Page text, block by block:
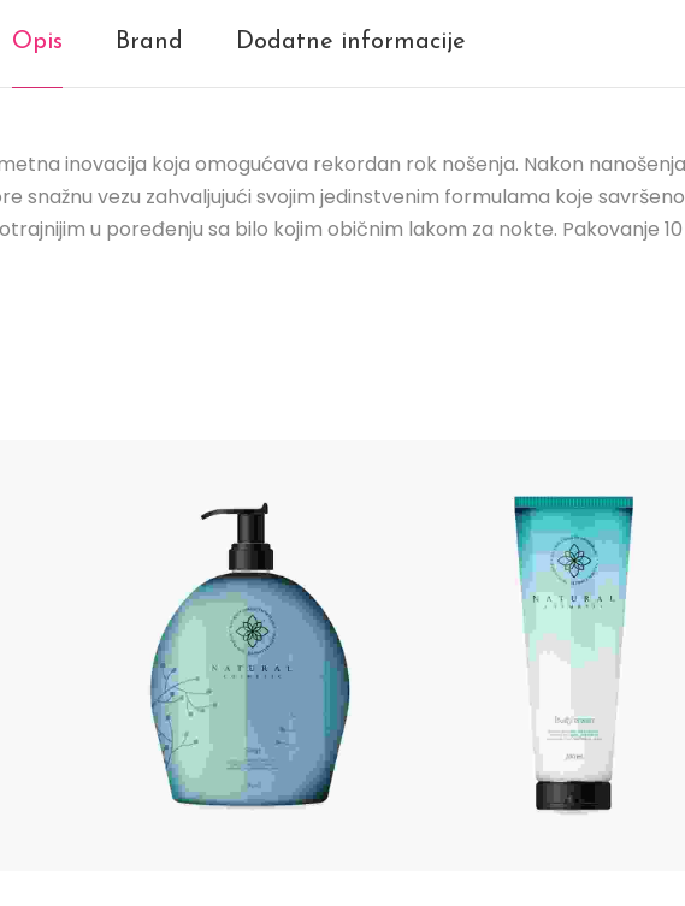
Opis Brand Dodatne informacije
inovacija koja omogućava rekordan rok nošenja. Nakon
snažnu vezu zahvaljujući svojim jedinstvenim formulama koje
u poređenju sa bilo kojim običnim lakom za nokte. Pakovanje